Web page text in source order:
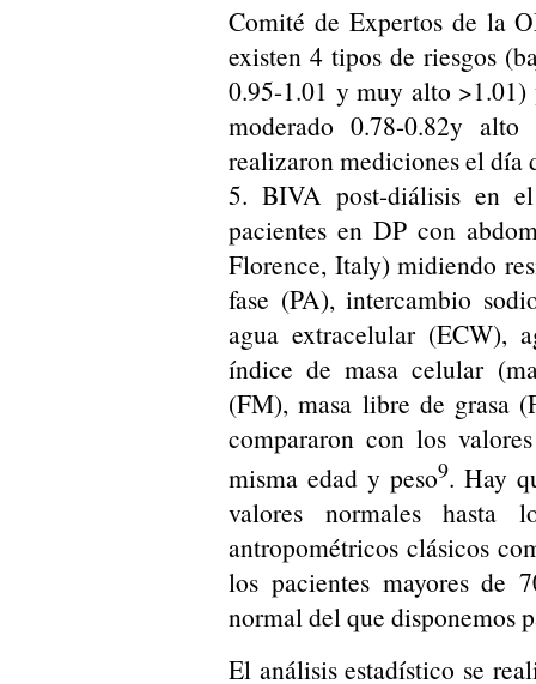
Comité de Expertos de la
existen 4 tipos de riesgos
0.95-1.01 y muy alto >1.01)
moderado 0.78-0.82y
realizaron mediciones el día
5. BIVA post-diálisis en
pacientes en DP con
Florence, Italy) midiendo
fase (PA), intercambio
agua extracelular (ECW),
índice de masa celular
(FM), masa libre de grasa
compararon con los
misma edad y peso9. Hay
valores normales
antropométricos clásicos
los pacientes mayores de
normal del que disponemos
El análisis estadístico se